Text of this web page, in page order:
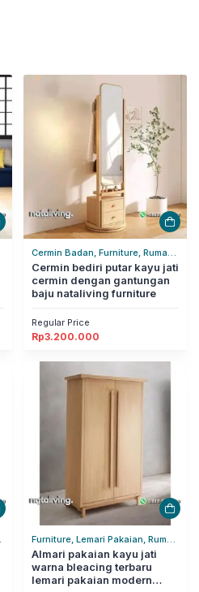
Cermin Badan, Furniture, Rumah
Tangga
Cermin bediri putar kayu jati
cermin dengan gantungan
baju nataliving furniture
Regular Price
Rp3.200.000
Furniture, Lemari Pakaian, Rumah
Tangga
Almari pakaian kayu jati
warna bleacing terbaru
lemari pakaian modern